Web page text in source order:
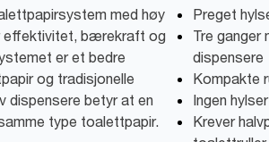
med høy
effektivitet, bærekraft og
er et bedre
og tradisjonelle
dispensere betyr at en
type toalettpapir.
Preget
Tre ganger
dispensere
Kompakte
Ingen
Krever